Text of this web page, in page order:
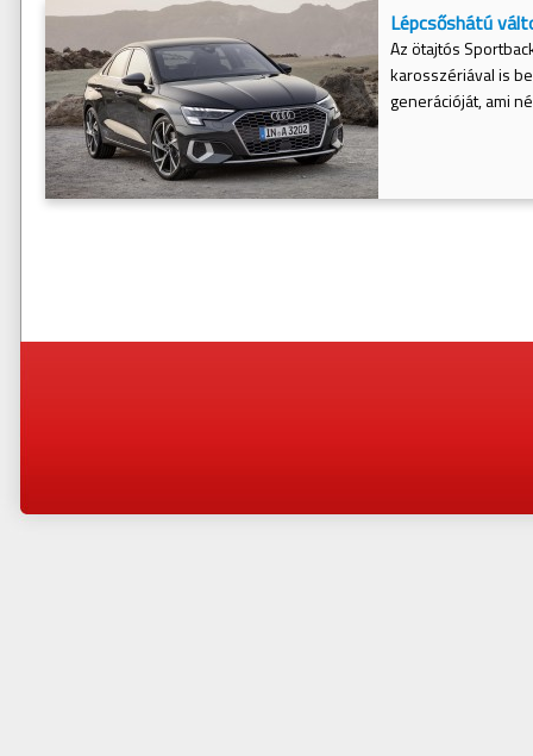
Lépcsőshátú
Az ötajtós
karosszériával is
generációját, ami